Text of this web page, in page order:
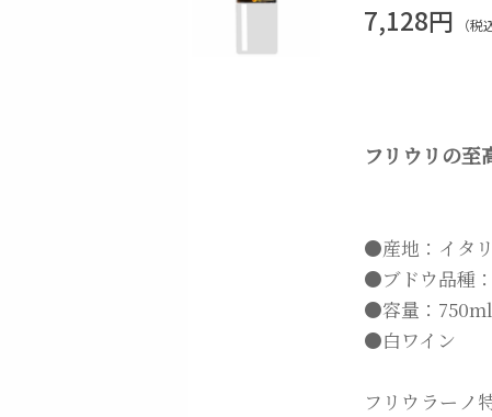
7,128円 （税
フリウリの至
●産地：イタ
●ブドウ品種
●容量：750ml
●白ワイン
フリウラーノ